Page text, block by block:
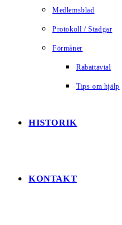
Medlemsblad
Protokoll / Stadgar
Förmåner
Rabattavtal
Tips om hjälp
HISTORIK
KONTAKT